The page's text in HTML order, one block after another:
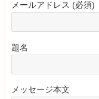
メールアドレス (必須)
題名
メッセージ本文